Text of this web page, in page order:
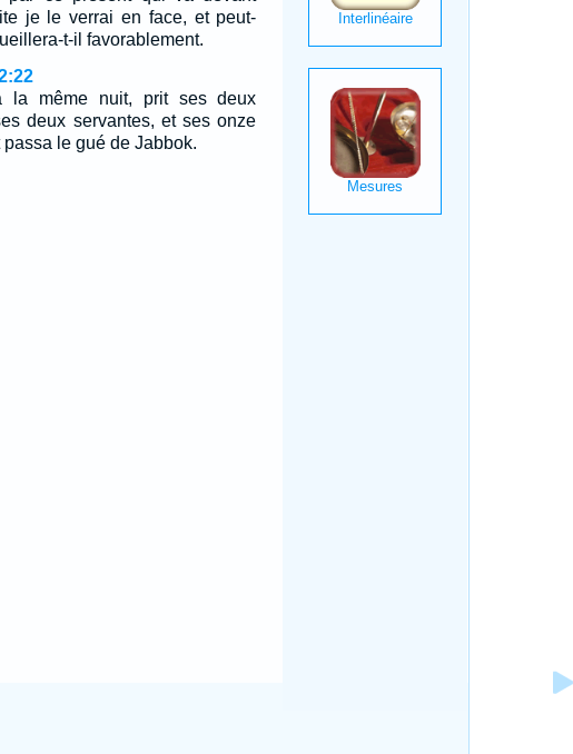
je le verrai en face, et peut-
t-il favorablement.
la même nuit, prit ses deux
deux servantes, et ses onze
passa le gué de Jabbok.